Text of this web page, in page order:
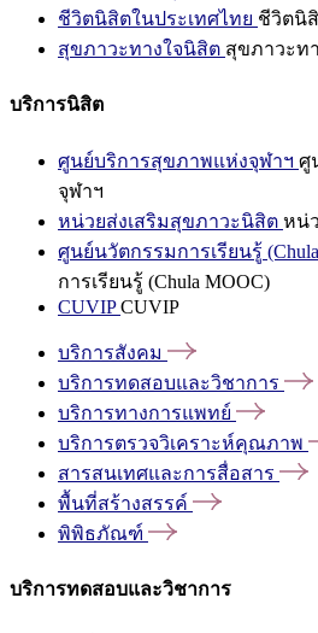
ชีวิตนิสิตในประเทศไทย ชีวิตนิ
สุขภาวะทางใจนิสิต สุขภาวะท
บริการนิสิต
ศูนย์บริการสุขภาพแห่งจุฬาฯ ศู
จุฬาฯ
หน่วยส่งเสริมสุขภาวะนิสิต หน่
ศูนย์นวัตกรรมการเรียนรู้
การเรียนรู้ (Chula MOOC)
CUVIPCUVIP
บริการสังคม
บริการทดสอบและวิชาการ
บริการทางการแพทย์
บริการตรวจวิเคราะห์คุณภาพ
สารสนเทศและการสื่อสาร
พื้นที่สร้างสรรค์
พิพิธภัณฑ์
บริการทดสอบและวิชาการ